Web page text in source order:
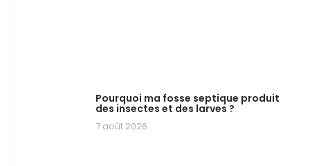
Pourquoi ma fosse septique produit
des insectes et des larves ?
7 août 2026